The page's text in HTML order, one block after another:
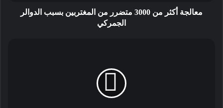
معالجة أكثر من 3000 متضرر من المغتربين بسبب الدوالر
الجمركي